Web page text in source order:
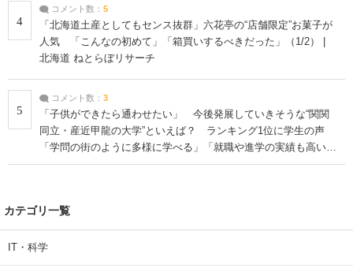
4
コメント数： 5
「北海道土産としてもセンス抜群」六花亭の“店舗限定”お菓子が
人気 「こんなの初めて」「箱買いするべきだった」（1/2） |
北海道 ねとらぼリサーチ
5
コメント数： 3
「子供ができたら通わせたい」 今後発展していきそうな“関関
同立・産近甲龍の大学”といえば？ ランキング1位に学生の声
「学問の街のように多様に学べる」「就職や進学の実績も高い」
| 大学 ねとらぼリサーチ
カテゴリ一覧
IT・科学